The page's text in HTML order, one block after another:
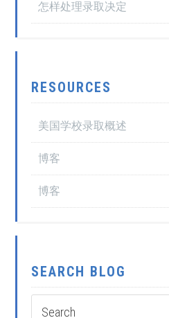
怎样处理录取决定
RESOURCES
美国学校录取概述
博客
博客
SEARCH BLOG